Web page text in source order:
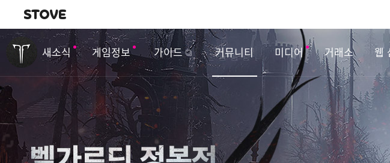
내비게이션
새소식 게임정보 가이드 커뮤니티 미디어 거래소 웹
이
&
업
데
이
트